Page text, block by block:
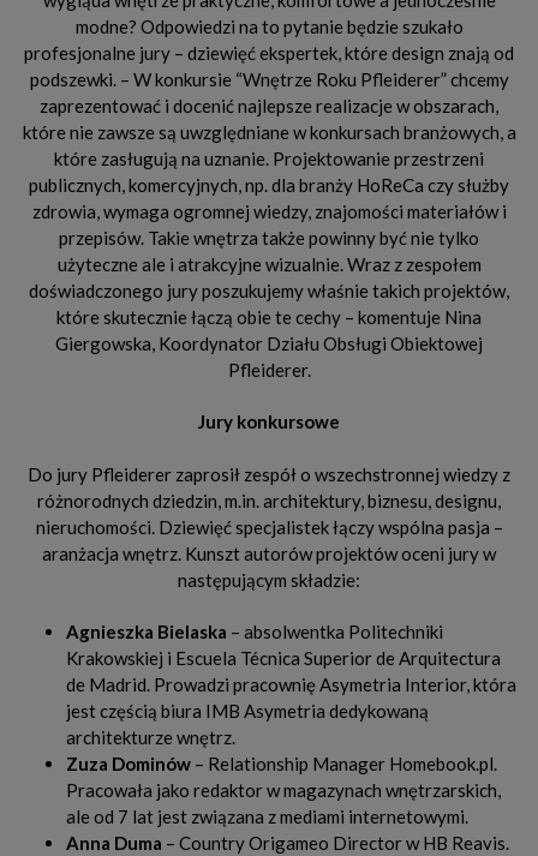
modne? Odpowiedzi na to pytanie będzie szukało
profesjonalne jury – dziewięć ekspertek, które design znają od
podszewki. – W konkursie “Wnętrze Roku Pfleiderer” chcemy
zaprezentować i docenić najlepsze realizacje w obszarach,
które nie zawsze są uwzględniane w konkursach branżowych, a
które zasługują na uznanie. Projektowanie przestrzeni
publicznych, komercyjnych, np. dla branży HoReCa czy służby
zdrowia, wymaga ogromnej wiedzy, znajomości materiałów i
przepisów. Takie wnętrza także powinny być nie tylko
użyteczne ale i atrakcyjne wizualnie. Wraz z zespołem
doświadczonego jury poszukujemy właśnie takich projektów,
które skutecznie łączą obie te cechy – komentuje Nina
Giergowska, Koordynator Działu Obsługi Obiektowej
Pfleiderer.
Jury konkursowe
Do jury Pfleiderer zaprosił zespół o wszechstronnej wiedzy z
różnorodnych dziedzin, m.in. architektury, biznesu, designu,
nieruchomości. Dziewięć specjalistek łączy wspólna pasja –
aranżacja wnętrz. Kunszt autorów projektów oceni jury w
następującym składzie:
Agnieszka Bielaska – absolwentka Politechniki
Krakowskiej i Escuela Técnica Superior de Arquitectura
de Madrid. Prowadzi pracownię Asymetria Interior, która
jest częścią biura IMB Asymetria dedykowaną
architekturze wnętrz.
Zuza Dominów – Relationship Manager Homebook.pl.
Pracowała jako redaktor w magazynach wnętrzarskich,
ale od 7 lat jest związana z mediami internetowymi.
Anna Duma – Country Origameo Director w HB Reavis.